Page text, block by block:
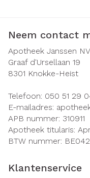
Neem contact
Apotheek Janssen NV
Graaf d'Ursellaan 19
8301 Knokke-Heist
Telefoon: 050 51 29
E-mailadres:
APB nummer: 310911
Apotheek titularis:
BTW nummer:
Klantenservice